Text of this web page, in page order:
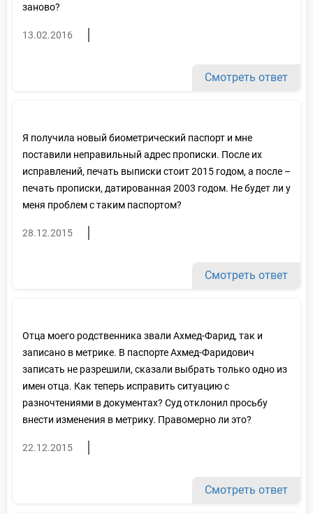
заново?
13.02.2016
Смотреть ответ
Я получила новый биометрический паспорт и мне
поставили неправильный адрес прописки. После их
исправлений, печать выписки стоит 2015 годом, а после –
печать прописки, датированная 2003 годом. Не будет ли у
меня проблем с таким паспортом?
28.12.2015
Смотреть ответ
Отца моего родственника звали Ахмед-Фарид, так и
записано в метрике. В паспорте Ахмед-Фаридович
записать не разрешили, сказали выбрать только одно из
имен отца. Как теперь исправить ситуацию с
разночтениями в документах? Суд отклонил просьбу
внести изменения в метрику. Правомерно ли это?
22.12.2015
Смотреть ответ